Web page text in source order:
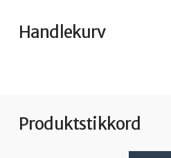
Handlekurv
Produktstikkord